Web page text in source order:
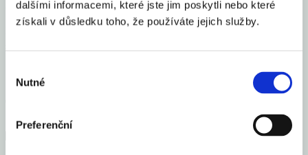
dalšími informacemi, které jste jim poskytli nebo které
získali v důsledku toho, že používáte jejich služby.
souhlasu
Nutné
Preferenční
bude určitě i přímá linka Karlovy Vary – Tel Aviv, která se spouští
právě dnes. Každý čtvrtek večer až do konce října zajistí pravidelné